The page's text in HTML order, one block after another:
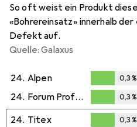
So oft weist ein Produkt
«Bohrereinsatz» innerhalb
Defekt auf.
Quelle: Galaxus
24. Alpen
0,3%
0,3%
24. Forum Professional Solutions
0,3%
0,3%
24. Titex 0,3%